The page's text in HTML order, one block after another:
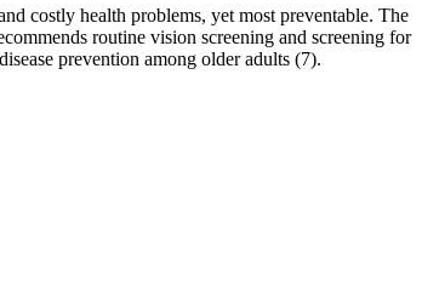
costly health problems, yet most preventable. The
routine vision screening and screening for
prevention among older adults (7).